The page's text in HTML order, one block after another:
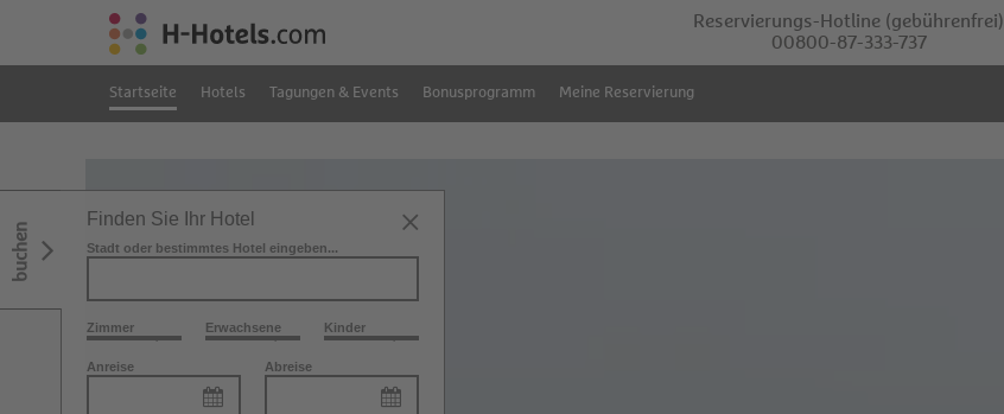
Reservierungs-Hotline (gebührenfrei)
00800-87-333-737
Startseite Hotels Tagungen & Events Bonusprogramm Meine Reservierung
buchen
Finden Sie Ihr Hotel
Stadt oder bestimmtes Hotel eingeben...
Zimmer Erwachsene Kinder
Anreise Abreise